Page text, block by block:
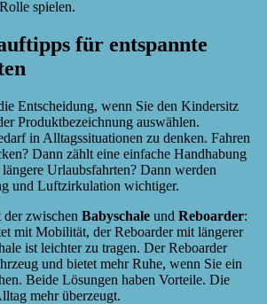
spielen.
für entspannte
Entscheidung, wenn Sie den Kindersitz
Produktbezeichnung auswählen.
in Alltagssituationen zu denken. Fahren
Dann zählt eine einfache Handhabung
Urlaubsfahrten? Dann werden
und Luftzirkulation wichtiger.
zwischen Babyschale und Reboarder:
mit Mobilität, der Reboarder mit längerer
ist leichter zu tragen. Der Reboarder
und bietet mehr Ruhe, wenn Sie ein
Beide Lösungen haben Vorteile. Die
mehr überzeugt.